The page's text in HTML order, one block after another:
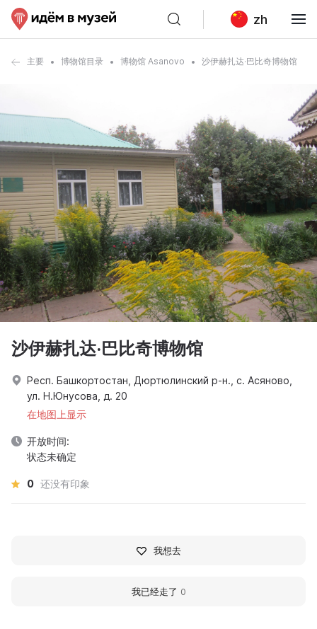
zh
主要 博物馆目录 博物馆 Asanovo 沙伊赫扎达·巴比奇博物馆
沙伊赫扎达·巴比奇博物馆
Респ. Башкортостан, Дюртюлинский р-н., с. Асяново,
ул. Н.Юнусова, д. 20
在地图上显示
开放时间:
状态未确定
0 还没有印象
我想去
我已经走了 0